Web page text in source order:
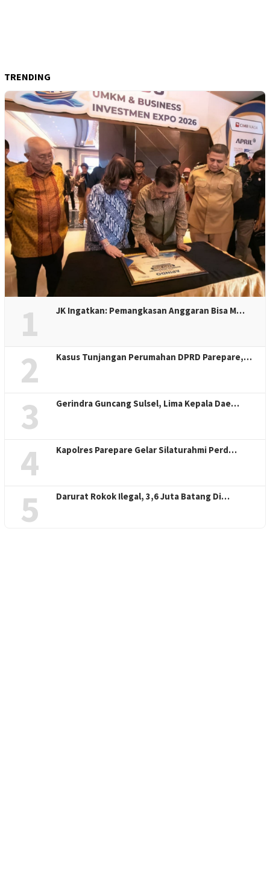
TRENDING
1 JK Ingatkan: Pemangkasan Anggaran Bisa M…
2 Kasus Tunjangan Perumahan DPRD Parepare,…
3 Gerindra Guncang Sulsel, Lima Kepala Dae…
4 Kapolres Parepare Gelar Silaturahmi Perd…
5 Darurat Rokok Ilegal, 3,6 Juta Batang Di…